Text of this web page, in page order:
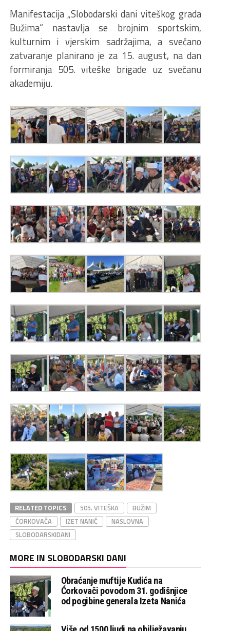
Manifestacija „Slobodarski dani viteškog grada
Bužima“ nastavlja se brojnim sportskim,
kulturnim i vjerskim sadržajima, a svečano
zatvaranje planirano je za 15. august, na dan
formiranja 505. viteške brigade uz svečanu
akademiju.
RELATED TOPICS 505. VITEŠKA
BUŽIM
ĆORKOVAČA
IZET NANIĆ
NASLOVNA
SLOBODARSKIDANI
MORE IN SLOBODARSKI DANI
Obraćanje muftije Kudića na
Ćorkovači povodom 31. godišnjice
od pogibine generala Izeta Nanića